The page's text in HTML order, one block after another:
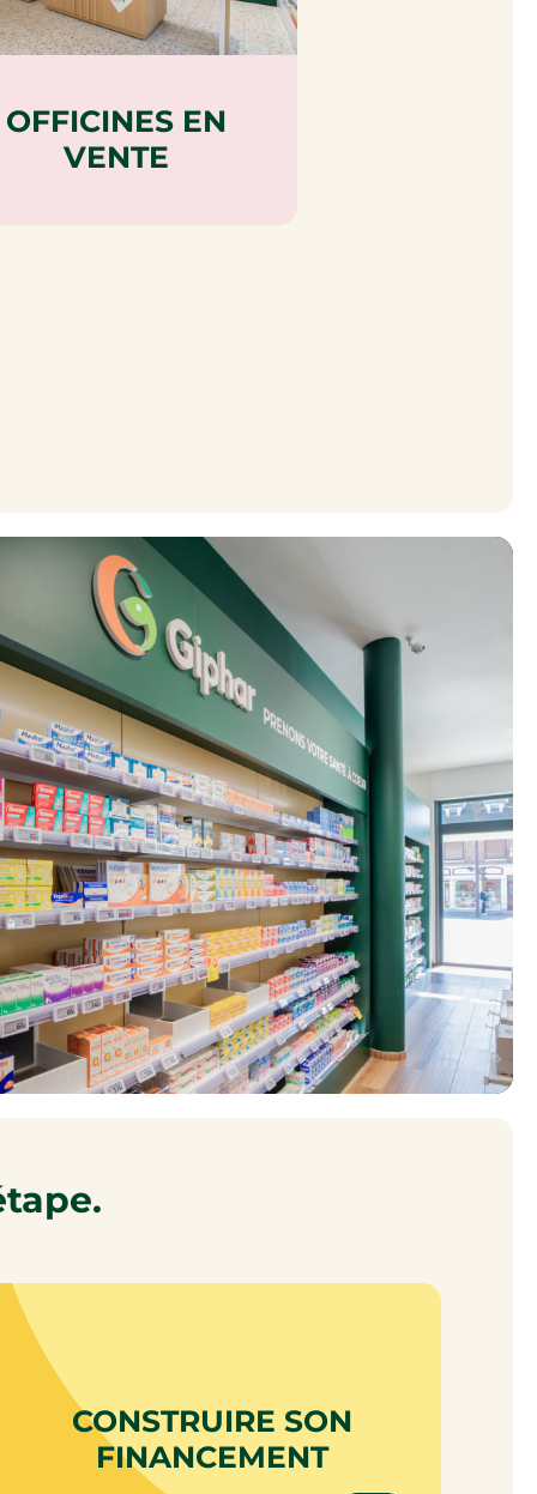
OFFICINES EN
VENTE
CONSTRUIRE SON
FINANCEMENT